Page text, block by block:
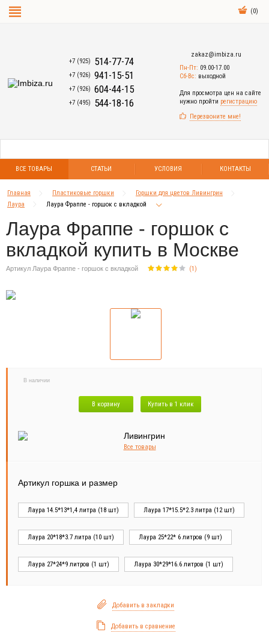
(0)
+7 (925) 514-77-74
+7 (926) 941-15-51
+7 (926) 604-44-15
+7 (495) 544-18-16
zakaz@imbiza.ru
Пн-Пт: 09.00-17.00
Сб-Вс: выходной
Для просмотра цен на сайте
нужно пройти регистрацию
Перезвоните мне!
ВСЕ ТОВАРЫ СТАТЬИ УСЛОВИЯ КОНТАКТЫ
Главная Пластиковые горшки
Горшки для цветов Ливингрин
Лаура
Лаура Фраппе - горшок с вкладкой
Лаура Фраппе - горшок с
вкладкой купить в Москве
Артикул Лаура Фраппе - горшок с вкладкой (1)
В наличии
В корзину Купить в 1 клик
Все товары
Артикул горшка и размер
Лаура 14.5*13*1,4 литра (18 шт) Лаура 17*15.5*2.3 литра (12 шт)
Лаура 20*18*3.7 литра (10 шт) Лаура 25*22* 6 литров (9 шт)
Лаура 27*24*9 литров (1 шт) Лаура 30*29*16.6 литров (1 шт)
Добавить в закладки
Добавить в сравнение